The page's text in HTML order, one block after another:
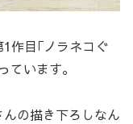
作目｢ノラネコぐ
ています。
の描き下ろしなん